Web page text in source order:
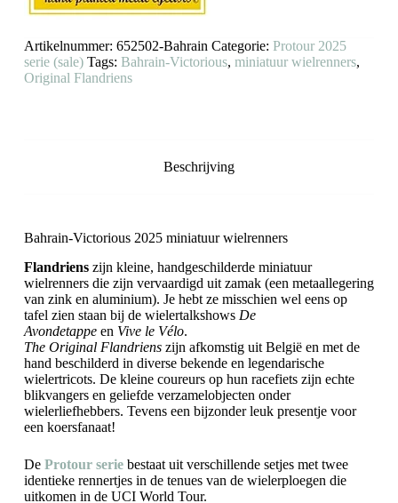
Artikelnummer: 652502-Bahrain Categorie: Protour 2025
serie (sale) Tags: Bahrain-Victorious, miniatuur wielrenners,
Original Flandriens
Beschrijving
Bahrain-Victorious 2025 miniatuur wielrenners
Flandrienszijn kleine, handgeschilderde miniatuur
wielrenners die zijn vervaardigd uit zamak (een metaallegering
van zink en aluminium). Je hebt ze misschien wel eens op
tafel zien staan bij de wielertalkshows De
Avondetappeen Vive le Vélo.
The Original Flandrienszijn afkomstig uit België en met de
hand beschilderd in diverse bekende en legendarische
wielertricots. De kleine coureurs op hun racefiets zijn echte
blikvangers en geliefde verzamelobjecten onder
wielerliefhebbers. Tevens een bijzonder leuk presentje voor
een koersfanaat!
De Protour seriebestaat uit verschillende setjes met twee
identieke rennertjes in de tenues van de wielerploegen die
uitkomen in de UCI World Tour.